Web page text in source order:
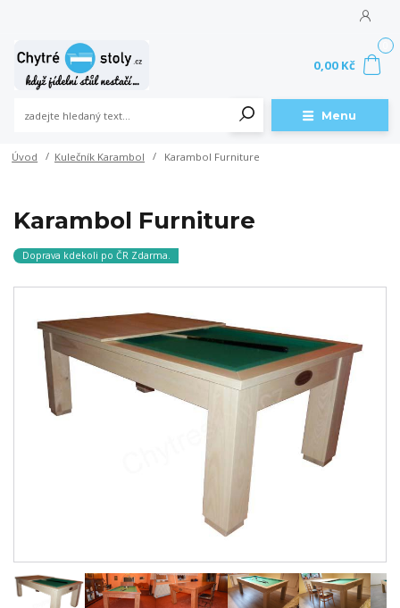
Menu
0,00 Kč
Úvod Kulečník Karambol Karambol Furniture
Karambol Furniture
Doprava kdekoli po ČR Zdarma.